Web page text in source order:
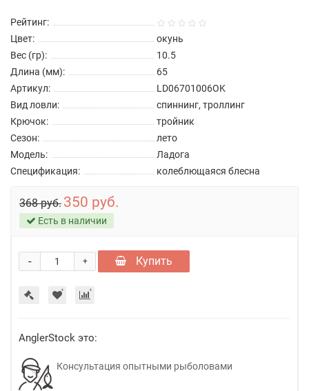
Рейтинг:
Цвет:
окунь
Вес (гр):
10.5
Длина (мм):
65
Артикул:
LD06701006OK
Вид ловли:
спиннинг, троллинг
Крючок:
тройник
Сезон:
лето
Модель:
Ладога
Спецификация:
колеблющаяся блесна
368 руб. 350 руб.
Есть в наличии
+
- Купить
AnglerStock это:
Консультация опытными рыболовами